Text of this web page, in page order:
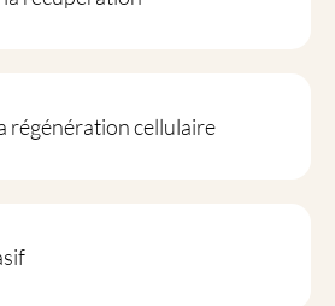
régénération cellulaire